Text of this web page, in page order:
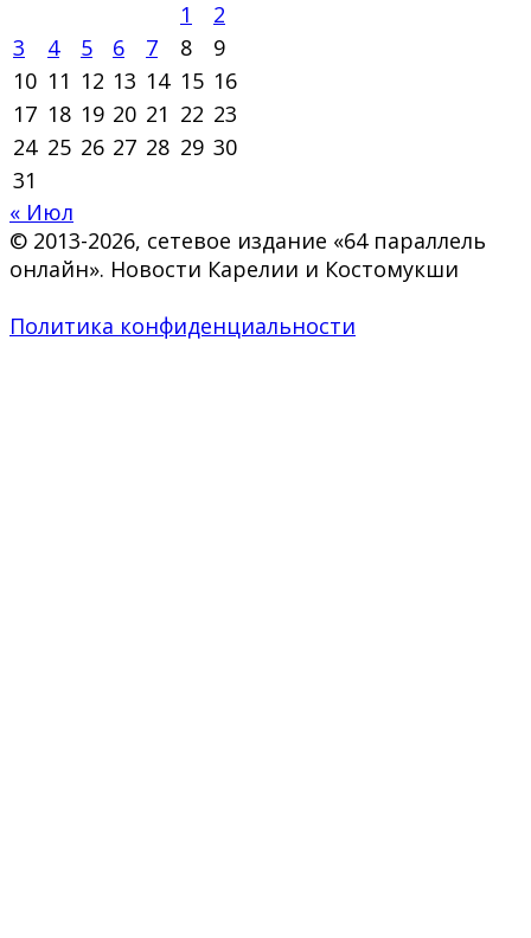
1
2
3
4 5 6 7 8
9
10 11 12 13 14 15 16
17 18 19 20 21 22 23
24 25 26 27 28 29 30
31
« Июл
© 2013-2026, сетевое издание «64 параллель
онлайн». Новости Карелии и Костомукши
Политика конфиденциальности